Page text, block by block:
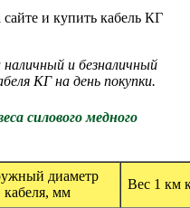
и купить кабель КГ
и безналичный
КГ на день покупки.
силового медного
диаметр
кабеля, мм
Вес 1 км